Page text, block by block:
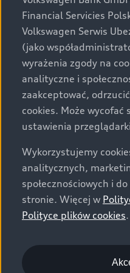
za dopłatą. Wiążące
specyfikacji pojazdu
określenie parametrów
świadectwo homologacji
sobie prawo do zmian i
prezentowane na stronie
zamieszczania. W celu
informacji prosimy
Audi.
Wszystkie produkowane
są wykonywane z
względem możliwości
określone w normie ISO
europejskimi
o.o. podlega
użytkownikom
Financial Servicies
Volkswagen Serwis
(jako
wyrażenia zgody na
analityczne i
zaakceptować,
cookies. Może wycofać
ustawienia
Wykorzystujemy
analitycznych,
społecznościowych i
stronie. Więcej w
Polityce plików cookies.